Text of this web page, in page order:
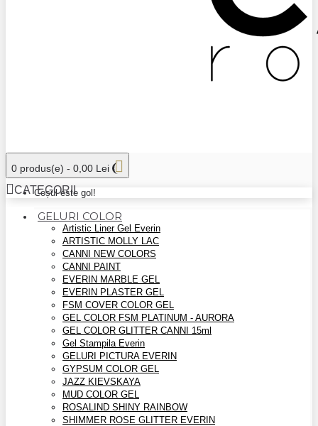
0 produs(e) - 0,00 Lei
Coșul este gol!
CATEGORII
GELURI COLOR
Artistic Liner Gel Everin
ARTISTIC MOLLY LAC
CANNI NEW COLORS
CANNI PAINT
EVERIN MARBLE GEL
EVERIN PLASTER GEL
FSM COVER COLOR GEL
GEL COLOR FSM PLATINUM - AURORA
GEL COLOR GLITTER CANNI 15ml
Gel Stampila Everin
GELURI PICTURA EVERIN
GYPSUM COLOR GEL
JAZZ KIEVSKAYA
MUD COLOR GEL
ROSALIND SHINY RAINBOW
SHIMMER ROSE GLITTER EVERIN